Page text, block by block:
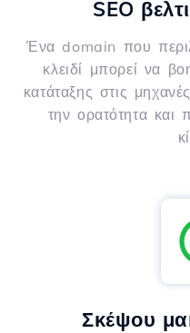
SEO
Ένα domain που
κλειδί μπορεί να
κατάταξης στις
την ορατότητα και
Σκέψου